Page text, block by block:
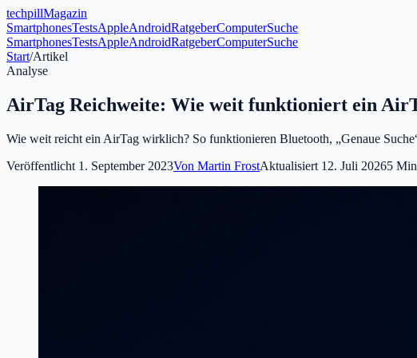
techpillMagazin
SmartphonesTestsAppleAndroidRatgeberComputerSuche
SmartphonesTestsAppleAndroidRatgeberComputerSuche
Start/Artikel
Analyse
AirTag Reichweite: Wie weit funktioniert ein
Wie weit reicht ein AirTag wirklich? So funktionieren Bluetooth, „Genaue
Veröffentlicht 1. September 2023Von Martin FrostAktualisiert 12. Juli 20265